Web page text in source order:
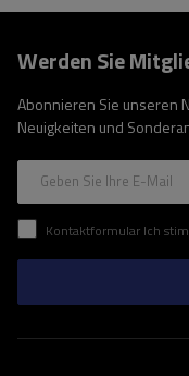
Werden Sie
Abonnieren Sie unseren
Neuigkeiten und
Geben Sie Ihre E-Mail
Kontaktformular Ich stimme der Verarbeitung meiner im